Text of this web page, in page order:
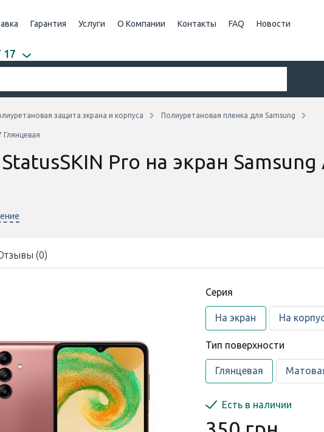
Гарантия Услуги О Компании Контакты FAQ Новости
17
защита экрана и корпуса Полиуретановая пленка для Samsung
Глянцевая
Pro на экран Samsung
(0)
Cерия
На экран На корпус
Тип поверхности
Глянцевая
Есть в наличии